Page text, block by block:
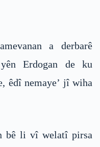
a derbarê
Erdogan de ku
êdî nemaye’ jî wiha
bê li vî welatî pirsa